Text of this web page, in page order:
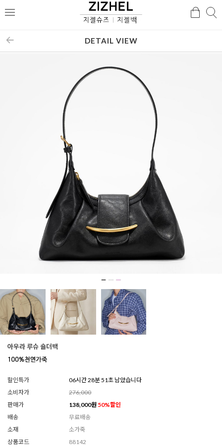
메
검
DETAIL VIEW
아우라 루슈 숄더백
할인특가
06시간 28분 49초 남았습니다
소비자가
276,000
판매가
138,000원 50%할인
배송
무료배송
소재
소가죽
상품코드
88142